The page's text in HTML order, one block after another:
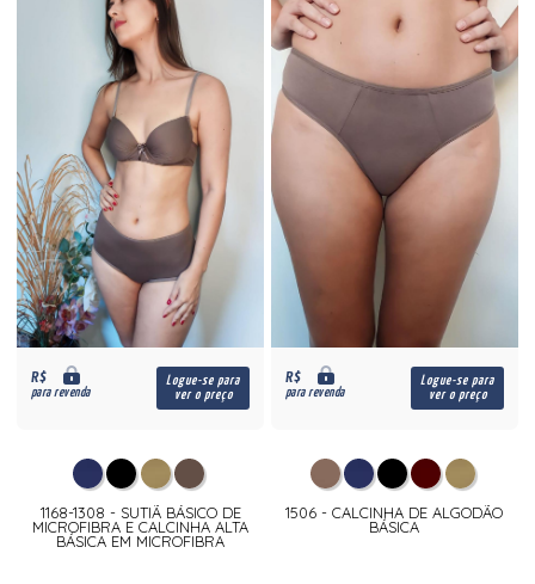
R$
para revenda
Logue-se para
ver o preço
1168-1308 - SUTIÃ BÁSICO DE
MICROFIBRA E CALCINHA ALTA
BÁSICA EM MICROFIBRA
R$
para revenda
Logue-se para
ver o preço
1506 - CALCINHA DE ALGODÃO
BÁSICA